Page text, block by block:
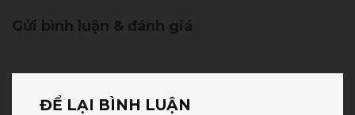
Gửi bình luận & đánh giá
ĐỂ LẠI BÌNH LUẬN